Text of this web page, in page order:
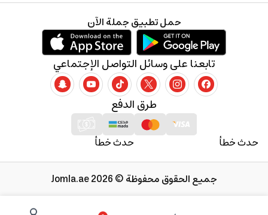
حدث خطأ حدث خطأ
طرق الدفع
تابعنا على وسائل التواصل الإجتماعي
حمل تطبيق جملة الآن
جميع الحقوق محفوظة © 2026 Jomla.ae